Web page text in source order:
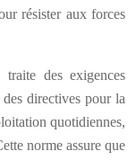
résister aux forces
des exigences
directives pour la
quotidiennes,
norme assure que